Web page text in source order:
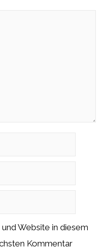
Website in diesem
Kommentar